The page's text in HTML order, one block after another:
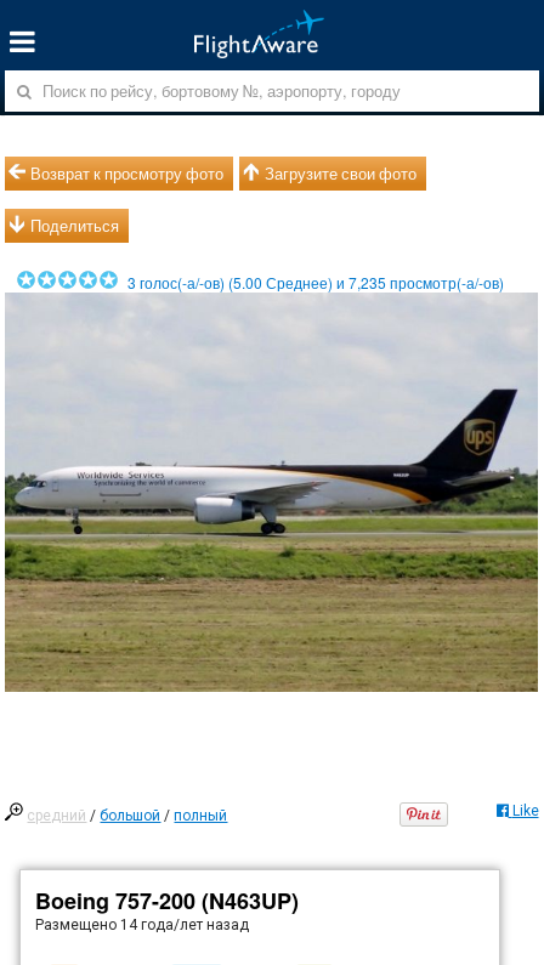
Возврат к просмотру фото Загрузите свои фото
Поделиться
3 голос(-а/-ов) (5.00 Среднее) и7,235 просмотр(-а/-ов)
средний /большой /полный Like
Boeing 757-200 (N463UP)
Размещено 14 года/лет назад